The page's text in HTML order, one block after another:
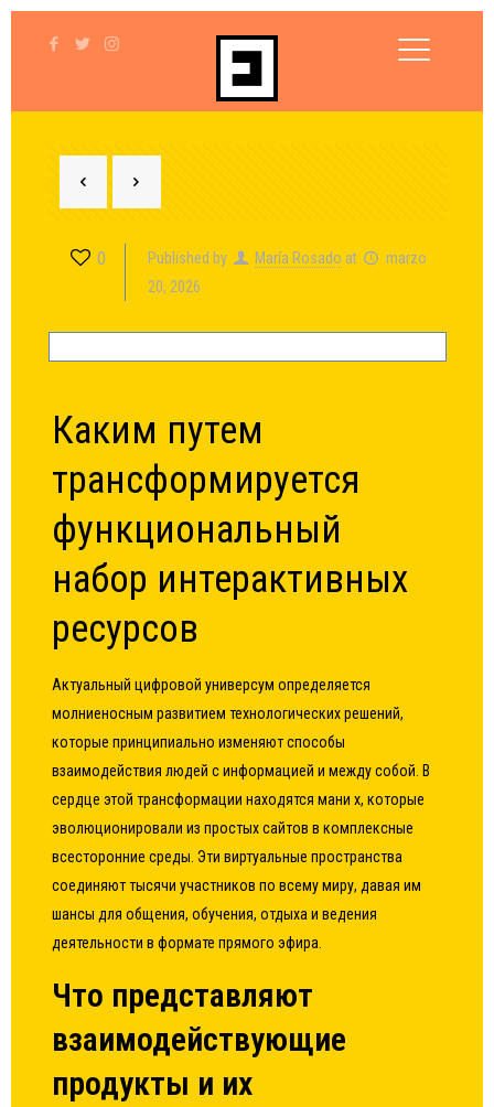
0 Published by María Rosado at
marzo
20, 2026
Каким путем
трансформируется
функциональный
набор интерактивных
ресурсов
Актуальный цифровой универсум определяется
молниеносным развитием технологических решений,
которые принципиально изменяют способы
взаимодействия людей с информацией и между собой. В
сердце этой трансформации находятсямани х, которые
эволюционировали из простых сайтов в комплексные
всесторонние среды. Эти виртуальные пространства
соединяют тысячи участников по всему миру, давая им
шансы для общения, обучения, отдыха и ведения
деятельности в формате прямого эфира.
Что представляют
взаимодействующие
продукты и их